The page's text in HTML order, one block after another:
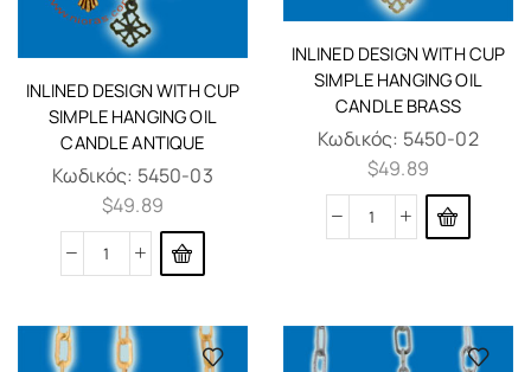
INLINED DESIGN WITH CUP
SIMPLE HANGING OIL
CANDLE ANTIQUE
Κωδικός: 5450-03
$49.89
INLINED DESIGN WITH CUP
SIMPLE HANGING OIL
CANDLE BRASS
Κωδικός: 5450-02
$49.89